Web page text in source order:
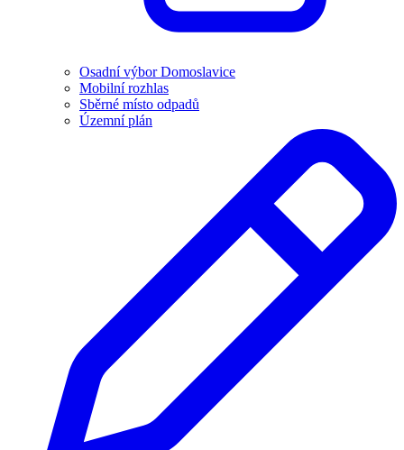
Osadní výbor Domoslavice
Mobilní rozhlas
Sběrné místo odpadů
Územní plán